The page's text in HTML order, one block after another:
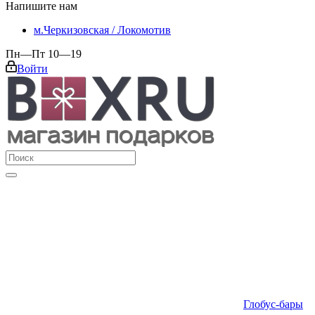
Напишите нам
м.Черкизовская / Локомотив
Пн—Пт 10—19
Войти
Глобус-бары